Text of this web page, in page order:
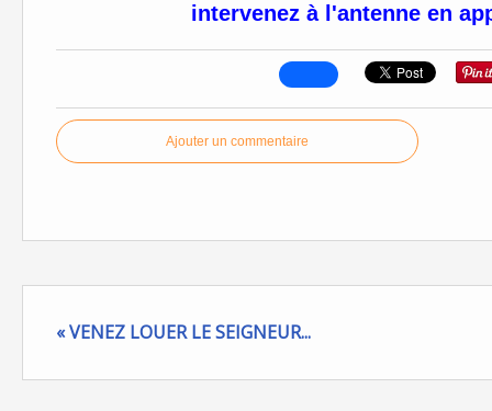
intervenez à l'antenne en
Ajouter un commentaire
« VENEZ LOUER LE SEIGNEUR...